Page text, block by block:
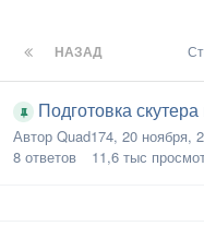
НАЗАД
Подготовка
Автор Quad174, 20 ноября,
8 ответов 11,6 тыс